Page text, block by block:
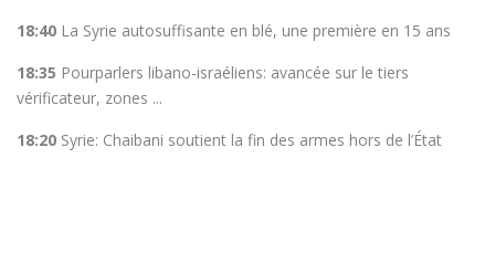
18:40 La Syrie autosuffisante en blé, une première en 15 ans
18:35 Pourparlers libano-israéliens: avancée sur le tiers
vérificateur, zones ...
18:20 Syrie: Chaibani soutient la fin des armes hors de l’État